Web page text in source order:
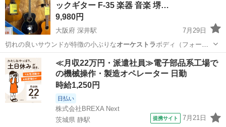
ックギター F-35 楽器 音楽 堺…
9,980円
大阪府 深井駅
7月29日
切れの良いサウンドが特徴の小ぶりなオーケストラボディ（フォーク
サイズ）アコーステ…
大阪 堺市 深井駅 弦楽器、ギター ジャングル
≪月収22万円・派遣社員≫電子部品系工場で
の機械操作・製造オペレーター 日勤
時給1,250円
日払い
株式会社BREXA Next
茨城県 静駅
提携サイト 7月21日